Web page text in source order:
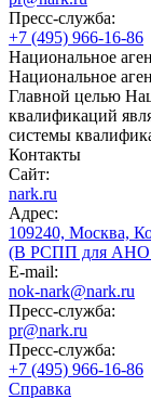
Пресс-служба:
+7 (495) 966-16-86
Национальное
Национальное
Главной целью
квалификаций
системы
Контакты
Сайт:
nark.ru
Адрес:
109240, Москва,
(В РСПП для
E-mail:
nok-nark@nark.ru
Пресс-служба:
pr@nark.ru
Пресс-служба:
+7 (495) 966-16-86
Справка